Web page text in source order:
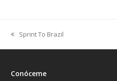
previous
post:
Sprint To Brazil
Conóceme